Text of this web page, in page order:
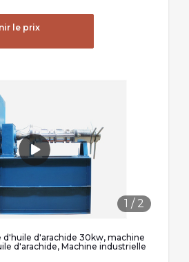
le prix
1 / 2
d'huile d'arachide 30kw, machine
d'arachide, Machine industrielle